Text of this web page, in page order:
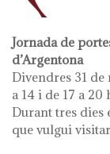
Jornada de
d’Argentona
Divendres 31 de
a 14 i de 17 a 20
Durant tres dies
que vulgui